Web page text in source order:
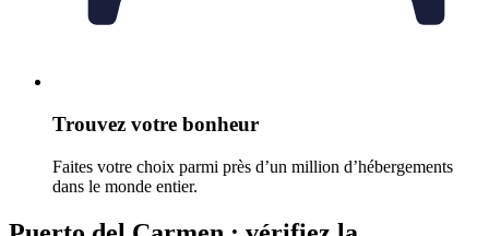
Trouvez votre bonheur
Faites votre choix parmi près d’un million d’hébergements
dans le monde entier.